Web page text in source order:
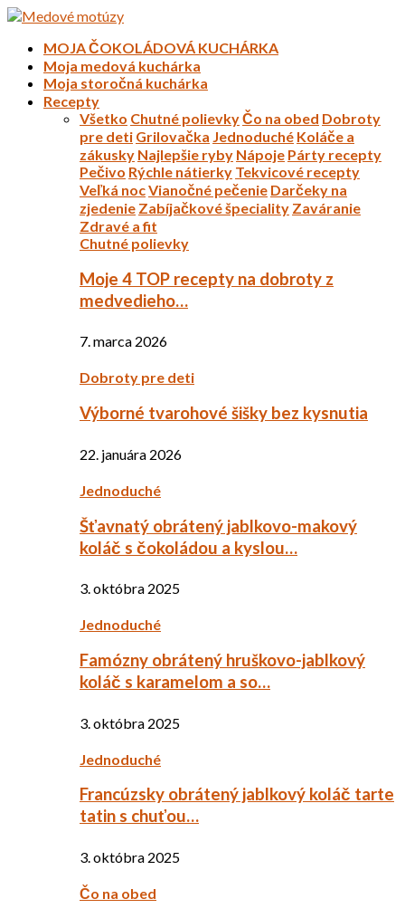
MOJA ČOKOLÁDOVÁ KUCHÁRKA
Moja medová kuchárka
Moja storočná kuchárka
Recepty
Všetko Chutné polievkyČo na obed Dobroty
pre deti Grilovačka Jednoduché Koláče a
zákusky Najlepšie ryby Nápoje Párty recepty
Pečivo Rýchle nátierky Tekvicové recepty
Veľká nocVianočné pečenie Darčeky na
zjedenie Zabíjačkové špeciality Zaváranie
Zdravé a fit
Chutné polievky
Moje 4 TOP recepty na dobroty z
medvedieho…
7. marca 2026
Dobroty pre deti
Výborné tvarohové šišky bez kysnutia
22. januára 2026
Jednoduché
Šťavnatý obrátený jablkovo-makový
koláč s čokoládou a kyslou…
3. októbra 2025
Jednoduché
Famózny obrátený hruškovo-jablkový
koláč s karamelom a so…
3. októbra 2025
Jednoduché
Francúzsky obrátený jablkový koláč tarte
tatin s chuťou…
3. októbra 2025
Čo na obed